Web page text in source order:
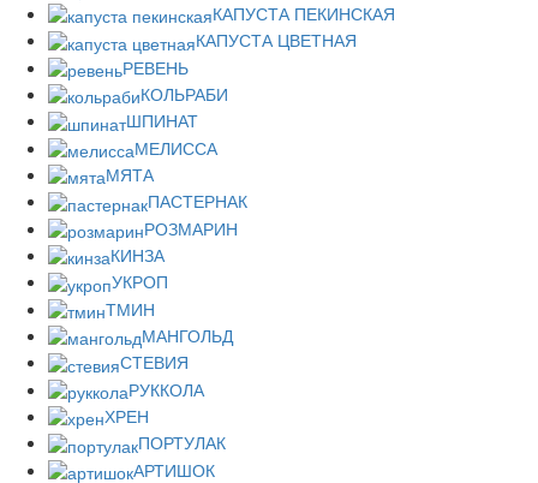
КАПУСТА ПЕКИНСКАЯ
КАПУСТА ЦВЕТНАЯ
РЕВЕНЬ
КОЛЬРАБИ
ШПИНАТ
МЕЛИССА
МЯТА
ПАСТЕРНАК
РОЗМАРИН
КИНЗА
УКРОП
ТМИН
МАНГОЛЬД
СТЕВИЯ
РУККОЛА
ХРЕН
ПОРТУЛАК
АРТИШОК